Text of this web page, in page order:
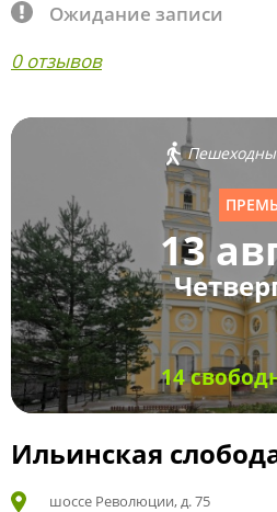
Ожидание записи
0 отзывов
13
14
Ильинская
шоссе Революции, д. 75